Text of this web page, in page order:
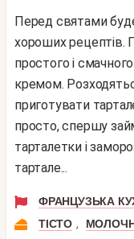
Перед святами буде дуже до речі запастися парочкою
хороших рецептів.
простого і
кремом.
приготувати
просто, спершу
тарталетки і
тартале...
ФРАНЦУЗЬКА
ТІСТО ,